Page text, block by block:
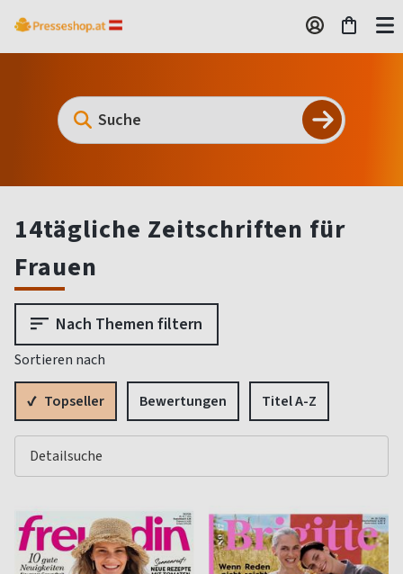
14tägliche Zeitschriften für
Frauen
Nach Themen filtern
Sortieren nach
Topseller Bewertungen Titel A-Z